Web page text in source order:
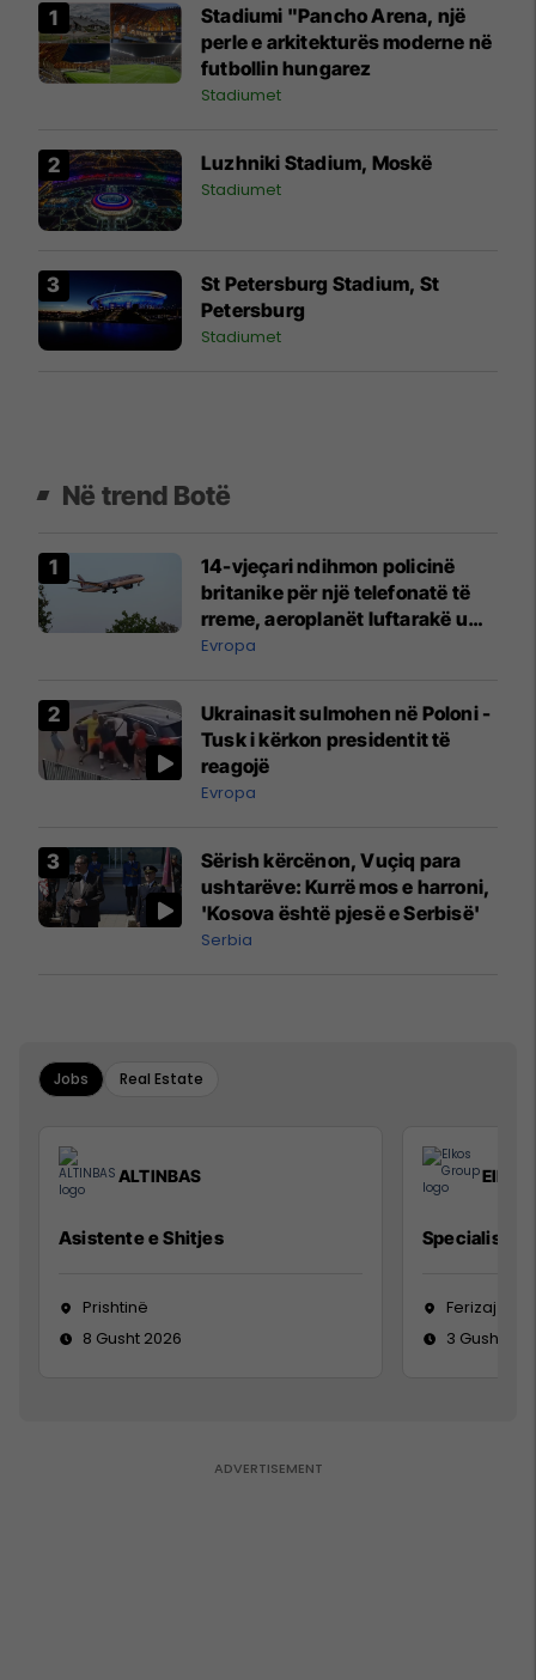
Stadiumi "Pancho Arena, një
perle e arkitekturës moderne në
futbollin hungarez
Stadiumet
Luzhniki Stadium, Moskë
Stadiumet
St Petersburg Stadium, St
Petersburg
Stadiumet
Në trend Botë
14-vjeçari ndihmon policinë
britanike për një telefonatë të
rreme, aeroplanët luftarakë u
ngritën në ajër për të
Mançesterit
Evropa
Ukrainasit sulmohen në Poloni -
Tusk i kërkon presidentit të
reagojë
Evropa
Sërish kërcënon, Vuçiq para
ushtarëve: Kurrë mos e harroni,
'Kosova është pjesë e Serbisë'
Serbia
Jobs Real Estate
ALTINBAS
Asistente e Shitjes
Prishtinë
8 Gusht 2026
Elkos
Specialist
Ferizaj
3 Gusht